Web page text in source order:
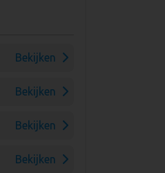
Bekijken
Bekijken
Bekijken
Bekijken